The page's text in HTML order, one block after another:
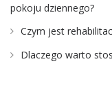
pokoju dziennego?
Czym jest
Dlaczego warto